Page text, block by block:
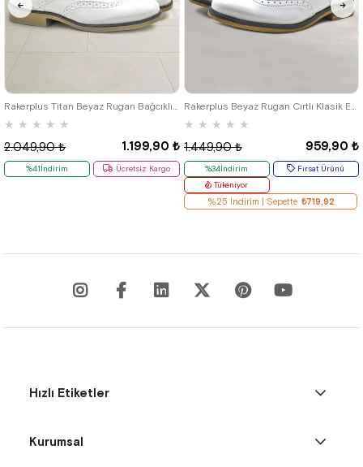
★ ★ ★ ★ ★
1.199,90 ₺
2.049,90 ₺
%41İndirim Ücretsiz Kargo
32
39
Rakerplus Beyaz Rugan Cırtlı Klasik Erkek Çocuk Ayakkabı
★ ★ ★ ★ ★
959,90 ₺
1.449,90 ₺
%34İndirim
Fırsat Ürünü
Tükeniyor
%25 İndirim | Sepette ₺719,92
Hızlı Etiketler
Kurumsal